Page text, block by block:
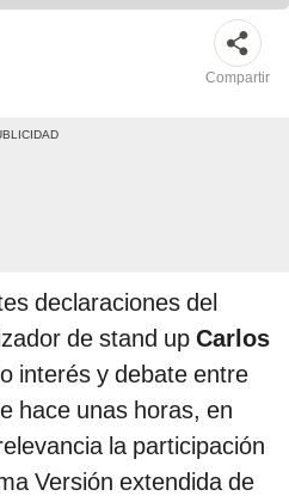
Compartir
declaraciones del
de stand up Carlos
interés y debate entre
hace unas horas, en
la participación
Versión extendida de